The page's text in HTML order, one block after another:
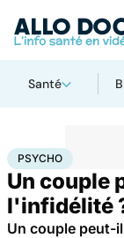
Santé
AccueilBien-être
PSYCHO
Un couple
l'infidélité
Un couple peut-